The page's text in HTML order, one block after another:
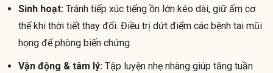
Sinh hoạt: Tránh tiếp xúc tiếng ồn lớn kéo dài, giữ ấm cơ
thể khi thời tiết thay đổi. Điều trị dứt điểm các bệnh tai mũi
họng để phòng biến chứng.
Vận động & tâm lý: Tập luyện nhẹ nhàng giúp tăng tuần